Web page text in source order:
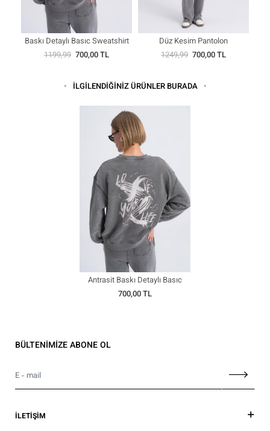
Baskı Detaylı Basıc Sweatshirt
1199,99 700,00 TL
Düz Kesim Pantolon
1249,99 700,00 TL
İLGİLENDİĞİNİZ ÜRÜNLER BURADA
Antrasit Baskı Detaylı Basıc
Sweatshirt
700,00 TL
BÜLTENİMİZE ABONE OL
İLETİŞİM